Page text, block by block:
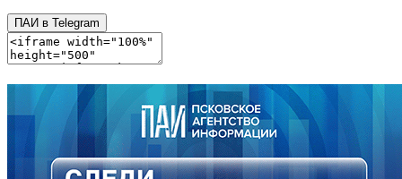
ПАИ в Telegram